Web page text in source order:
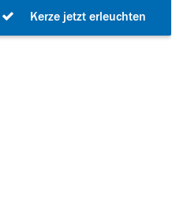
Kerze jetzt erleuchten